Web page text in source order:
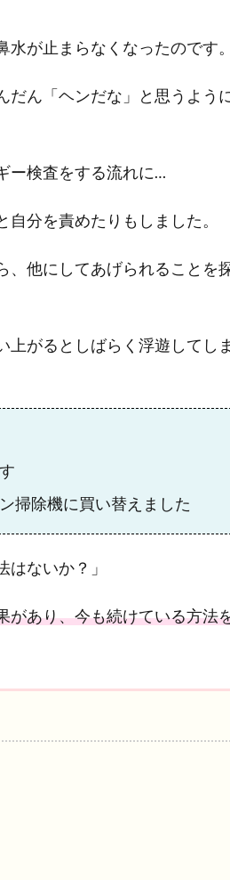
が止まらなくなったのです。
ん「ヘンだな」と思うよう
ー検査をする流れに…
分を責めたりもしました。
他にしてあげられることを
がるとしばらく浮遊してし
掃除機に買い替えました
はないか？」
があり、今も続けている方法